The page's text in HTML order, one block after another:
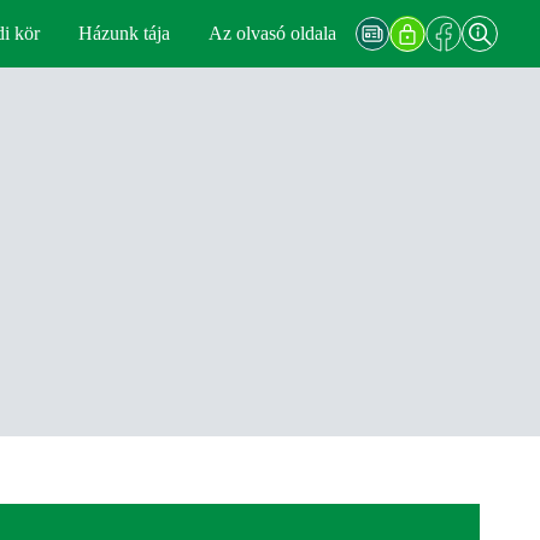
kör Házunk tája Az olvasó oldala